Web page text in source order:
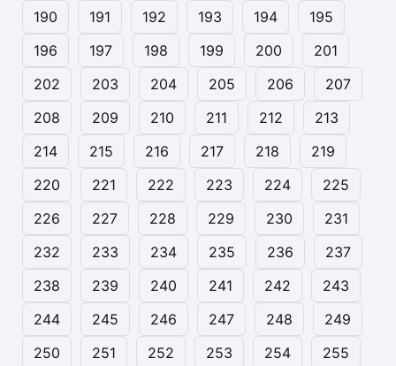
190
191 192 193 194
195
196
197 198 199 200
201
202
203 204 205 206
207
208
209 210 211 212
213
214
215 216 217 218
219
220
221 222 223 224
225
226
227 228 229 230
231
232
233 234 235 236
237
238
239 240 241 242
243
244
245 246 247 248
249
250
251 252 253 254
255